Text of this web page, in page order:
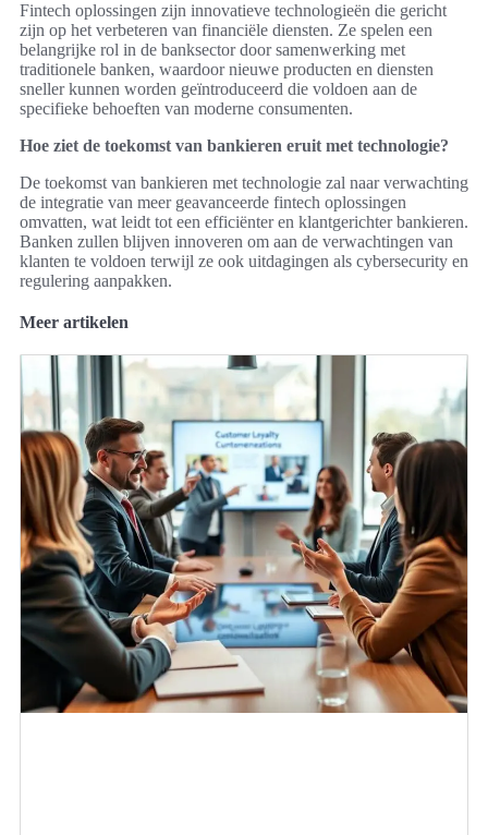
Fintech oplossingen zijn innovatieve technologieën die gericht
zijn op het verbeteren van financiële diensten. Ze spelen een
belangrijke rol in de banksector door samenwerking met
traditionele banken, waardoor nieuwe producten en diensten
sneller kunnen worden geïntroduceerd die voldoen aan de
specifieke behoeften van moderne consumenten.
Hoe ziet de toekomst van bankieren eruit met technologie?
De toekomst van bankieren met technologie zal naar verwachting
de integratie van meer geavanceerde fintech oplossingen
omvatten, wat leidt tot een efficiënter en klantgerichter bankieren.
Banken zullen blijven innoveren om aan de verwachtingen van
klanten te voldoen terwijl ze ook uitdagingen als cybersecurity en
regulering aanpakken.
Meer artikelen